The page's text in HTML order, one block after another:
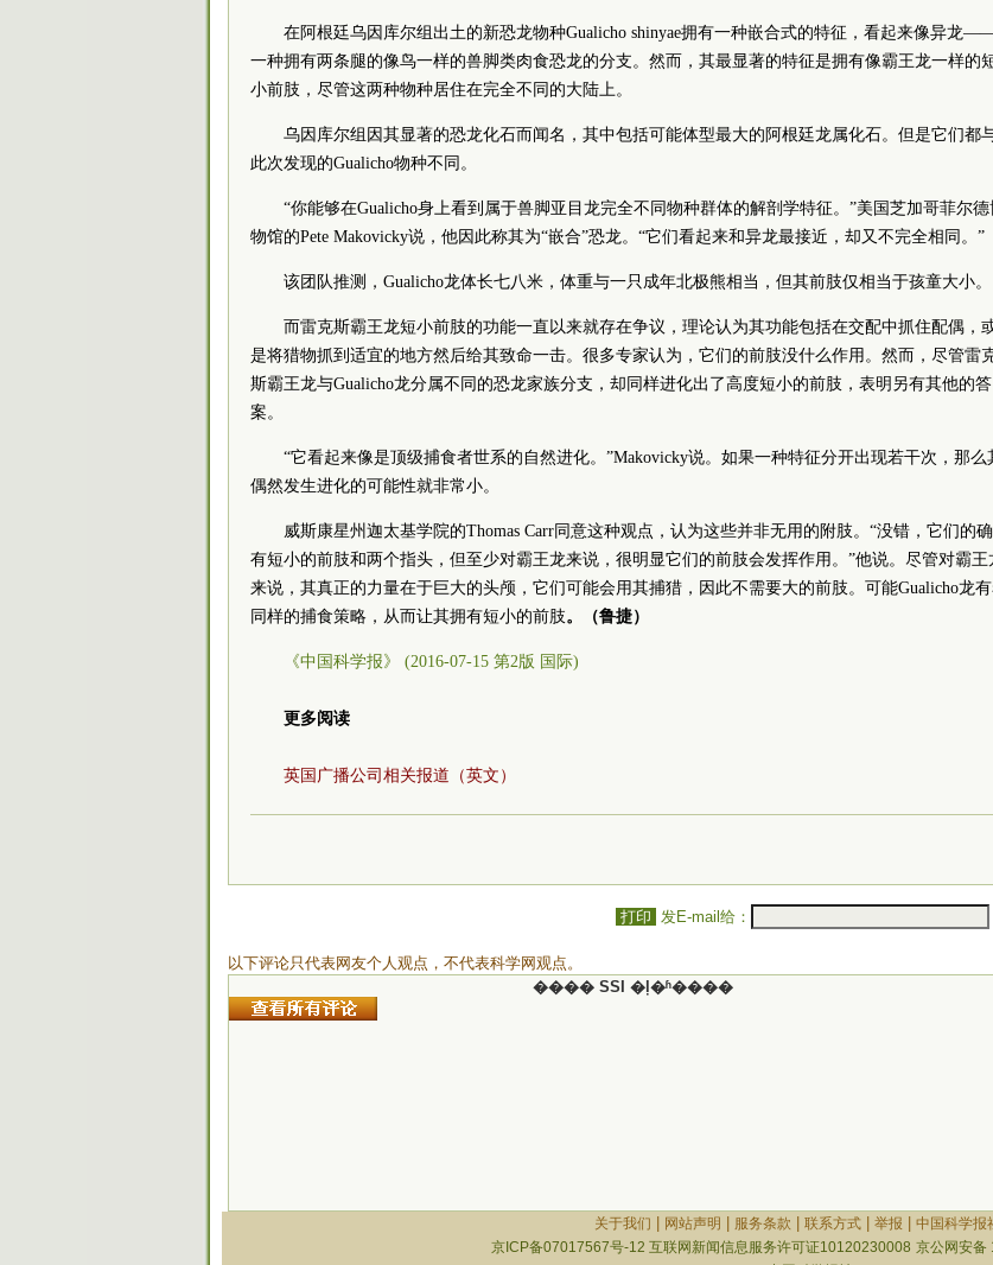
在阿根廷乌因库尔组出土的新恐龙物种Gualicho shinyae拥有一种嵌合式的特征，看起来像异龙
一种拥有两条腿的像鸟一样的兽脚类肉食恐龙的分支。然而，其最显著的特征是拥有像霸王龙一样的
小前肢，尽管这两种物种居住在完全不同的大陆上。
乌因库尔组因其显著的恐龙化石而闻名，其中包括可能体型最大的阿根廷龙属化石。但是它们都
此次发现的Gualicho物种不同。
“你能够在Gualicho身上看到属于兽脚亚目龙完全不同物种群体的解剖学特征。”美国芝加哥菲尔德
物馆的Pete Makovicky说，他因此称其为“嵌合”恐龙。“它们看起来和异龙最接近，却又不完全相同。”
该团队推测，Gualicho龙体长七八米，体重与一只成年北极熊相当，但其前肢仅相当于孩童大小。
而雷克斯霸王龙短小前肢的功能一直以来就存在争议，理论认为其功能包括在交配中抓住配偶，
是将猎物抓到适宜的地方然后给其致命一击。很多专家认为，它们的前肢没什么作用。然而，尽管雷
斯霸王龙与Gualicho龙分属不同的恐龙家族分支，却同样进化出了高度短小的前肢，表明另有其他的答
案。
“它看起来像是顶级捕食者世系的自然进化。”Makovicky说。如果一种特征分开出现若干次，那么
偶然发生进化的可能性就非常小。
威斯康星州迦太基学院的Thomas Carr同意这种观点，认为这些并非无用的附肢。“没错，它们的
有短小的前肢和两个指头，但至少对霸王龙来说，很明显它们的前肢会发挥作用。”他说。尽管对霸王
来说，其真正的力量在于巨大的头颅，它们可能会用其捕猎，因此不需要大的前肢。可能Gualicho龙
同样的捕食策略，从而让其拥有短小的前肢。（鲁捷）
《中国科学报》 (2016-07-15 第2版 国际)
更多阅读
英国广播公司相关报道（英文）
打印 发E-mail给：
以下评论只代表网友个人观点，不代表科学网观点。
���� SSI �ļ�ʱ����
关于我们 网站声明 服务条款 联系方式| 举报
中国科学报
京ICP备07017567号-12 互联网新闻信息服务许可证10120230008 京公网安备